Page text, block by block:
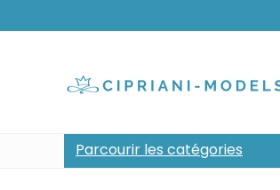
Parcourir les catégories